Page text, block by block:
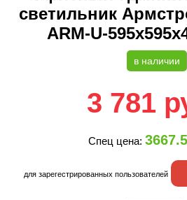
светильник
ARM-U-
в наличии
3 781
Спец цена:
для зарегестрированных пользователей